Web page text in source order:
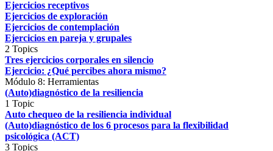
Ejercicios receptivos
Ejercicios de exploración
Ejercicios de contemplación
Ejercicios en pareja y grupales
2 Topics
Tres ejercicios corporales en silencio
Ejercicio: ¿Qué percibes ahora mismo?
Módulo 8: Herramientas
(Auto)diagnóstico de la resiliencia
1 Topic
Auto chequeo de la resiliencia individual
(Auto)diagnóstico de los 6 procesos para la flexibilidad
psicológica (ACT)
3 Topics